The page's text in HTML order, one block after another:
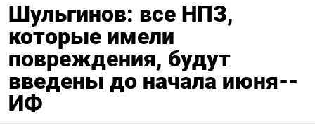
Шульгинов: все НПЗ,
которые имели
повреждения, будут
введены до начала июня--
ИФ